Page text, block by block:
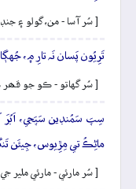
[ سُر آسا - من، گولو ۽ جنڊ ]
تَرِيُون پَسان نَہ تارِ ۾،
[ سُر گهاتو - ڪو جو قھر
سِپَ سَمُنڊين سَپَجي، اَبُرَ
ماڻِڪُ تي مِڙِيوس، جِيئَن
[ سُر مارئي - مارئي ملير